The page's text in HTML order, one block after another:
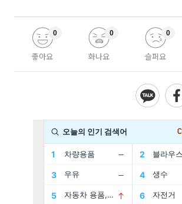
좋아요
0
화나요
0
슬퍼요
0